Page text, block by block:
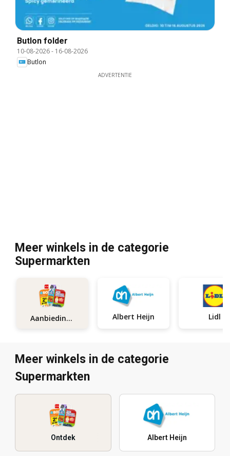
Butlon folder
10-08-2026- 16-08-2026
Butlon
ADVERTENTIE
Meer winkels in de categorie
Supermarkten
Aanbiedingen Albert Heijn Lidl
Meer winkels in de categorie
Supermarkten
Ontdek Albert Heijn